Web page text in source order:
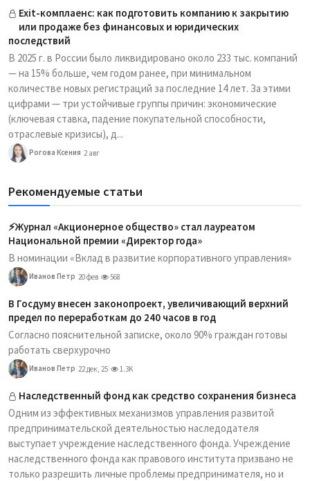
Exit-комплаенс: как подготовить компанию к закрытию
или продаже без финансовых и юридических
последствий
В 2025 г. в России было ликвидировано около 233 тыс. компаний
— на 15% больше, чем годом ранее, при минимальном
количестве новых регистраций за последние 14 лет. За этими
цифрами — три устойчивые группы причин: экономические
(ключевая ставка, падение покупательной способности,
отраслевые кризисы), д...
Рогова Ксения 2 авг
Рекомендуемые статьи
⚡️Журнал «Акционерное общество» стал лауреатом
Национальной премии «Директор года»
В номинации «Вклад в развитие корпоративного управления»
Иванов Петр 20 фев 568
В Госдуму внесен законопроект, увеличивающий верхний
предел по переработкам до 240 часов в год
Согласно пояснительной записке, около 90% граждан готовы
работать сверхурочно
Иванов Петр 22 дек, 25 1.3K
Наследственный фонд как средство сохранения бизнеса
Одним из эффективных механизмов управления развитой
предпринимательской деятельностью наследодателя
выступает учреждение наследственного фонда. Учреждение
наследственного фонда как правового института призвано не
только разрешить личные проблемы предпринимателя, но и